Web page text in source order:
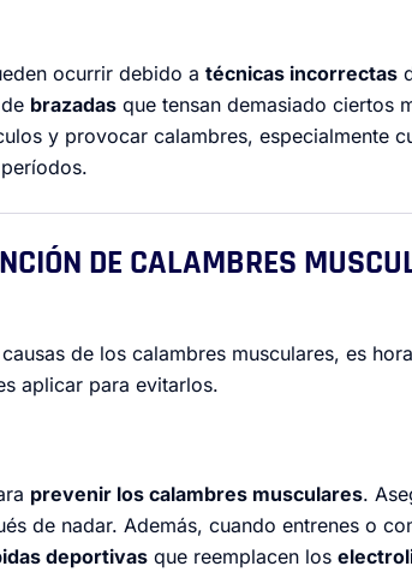
ocurrir debido a técnicas incorrectas
brazadas que tensan demasiado ciertos
y provocar calambres, especialmente
DE CALAMBRES
de los calambres musculares, es
aplicar para evitarlos.
prevenir los calambres musculares.
de nadar. Además, cuando entrenes o
deportivas que reemplacen los